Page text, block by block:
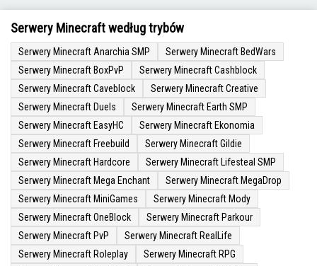
Serwery Minecraft według trybów
Serwery Minecraft Anarchia SMP
Serwery Minecraft BedWars
Serwery Minecraft BoxPvP
Serwery Minecraft Cashblock
Serwery Minecraft Caveblock
Serwery Minecraft Creative
Serwery Minecraft Duels
Serwery Minecraft Earth SMP
Serwery Minecraft EasyHC
Serwery Minecraft Ekonomia
Serwery Minecraft Freebuild
Serwery Minecraft Gildie
Serwery Minecraft Hardcore
Serwery Minecraft Lifesteal SMP
Serwery Minecraft Mega Enchant
Serwery Minecraft MegaDrop
Serwery Minecraft MiniGames
Serwery Minecraft Mody
Serwery Minecraft OneBlock
Serwery Minecraft Parkour
Serwery Minecraft PvP
Serwery Minecraft RealLife
Serwery Minecraft Roleplay
Serwery Minecraft RPG